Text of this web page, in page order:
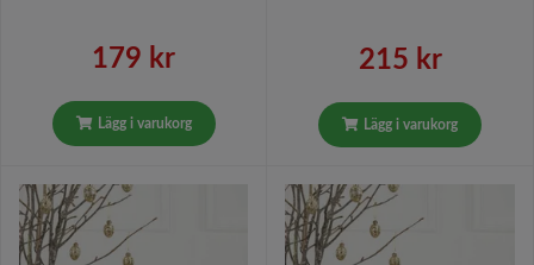
179 kr
Lägg i varukorg
215 kr
Lägg i varukorg